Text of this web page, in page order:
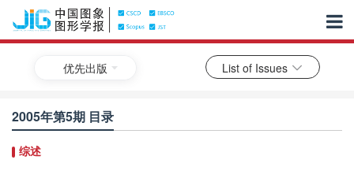
优先出版 List of Issues
2005年第5期 目录
综述